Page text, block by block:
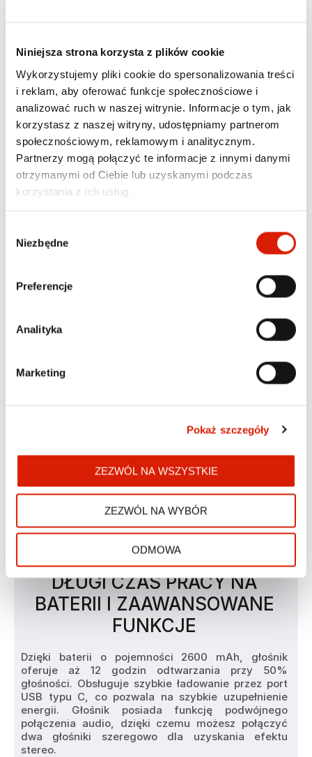
Niniejsza strona korzysta z plików cookie
Wykorzystujemy pliki cookie do spersonalizowania treści
i reklam, aby oferować funkcje społecznościowe i
analizować ruch w naszej witrynie. Informacje o tym, jak
korzystasz z naszej witryny, udostępniamy partnerom
społecznościowym, reklamowym i analitycznym.
Partnerzy mogą połączyć te informacje z innymi danymi
otrzymanymi od Ciebie lub uzyskanymi podczas
korzystania z ich usług.
zgody
Niezbędne
Preferencje
Analityka
Marketing
Pokaż szczegóły
ZEZWÓL NA WSZYSTKIE
ZEZWÓL NA WYBÓR
ODMOWA
ODPORNOŚĆ IP67
posiada klasę odporności IP67, co oznacza
całkowitą pyłoszczelność i ochronę przed
przez maksymalnie 30 minut. Możesz cieszyć się
muzyką na plaży, podczas deszczu czy w trudnych
osób aktywnych, które cenią sobie niezawodność i
wytrzymałość sprzętu.
DŁUGI CZAS PRACY NA
BATERII I ZAAWANSOWANE
FUNKCJE
Dzięki baterii o pojemności 2600 mAh, głośnik
oferuje aż 12 godzin odtwarzania przy 50%
głośności. Obsługuje szybkie ładowanie przez port
USB typu C, co pozwala na szybkie uzupełnienie
energii. Głośnik posiada funkcję podwójnego
połączenia audio, dzięki czemu możesz połączyć
dwa głośniki szeregowo dla uzyskania efektu
stereo.